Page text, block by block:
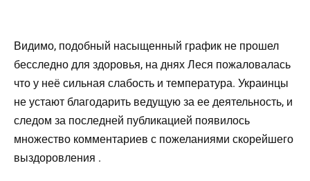
Видимо, подобный насыщенный график не прошел
бесследно для здоровья, на днях Леся пожаловалась
что у неё сильная слабость и температура. Украинцы
не устают благодарить ведущую за ее деятельность, и
следом за последней публикацией появилось
множество комментариев с пожеланиями скорейшего
выздоровления .